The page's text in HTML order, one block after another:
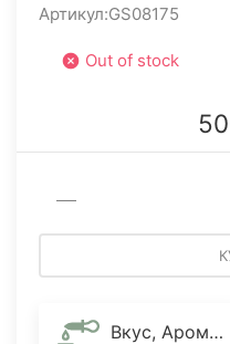
Артикул:GS08175
Out of stock
Вкус, Аромат